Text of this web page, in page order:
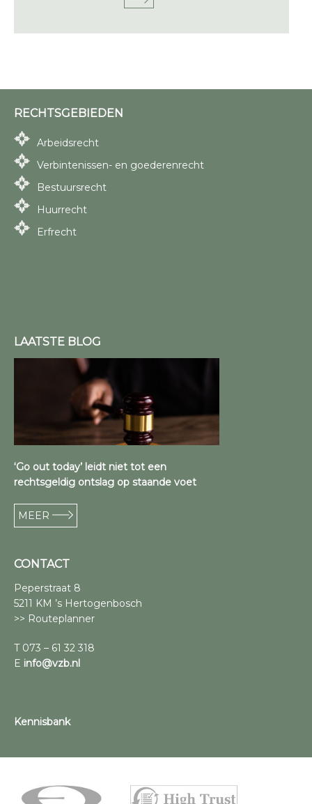
RECHTSGEBIEDEN
Arbeidsrecht
Verbintenissen- en goederenrecht
Bestuursrecht
Huurrecht
Erfrecht
LAATSTE BLOG
‘Go out today’ leidt niet tot een
rechtsgeldig ontslag op staande voet
MEER
CONTACT
Peperstraat 8
5211 KM ’s Hertogenbosch
>> Routeplanner
T 073 – 61 32 318
E info@vzb.nl
Kennisbank